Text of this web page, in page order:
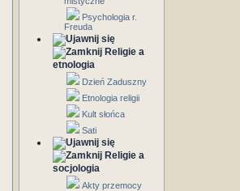
Psychologia r.
Freuda
Religie a
etnologia
Dzień Zaduszny
Etnologia religii
Kult słońca
Sati
Religie a
socjologia
Akty przemocy